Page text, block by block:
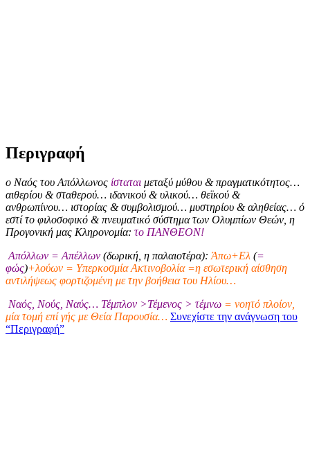
Περιγραφή
ο Ναός του Απόλλωνος ίσταται μεταξύ μύθου & πραγματικότητος…
αιθερίου & σταθερού… ιδανικού & υλικού… θεϊκού &
ανθρωπίνου… ιστορίας & συμβολισμού… μυστηρίου & αληθείας… ό
εστί το φιλοσοφικό & πνευματικό σύστημα των Ολυμπίων Θεών, η
Προγονική μας Κληρονομία: το ΠΑΝΘΕΟΝ!
Απόλλων = Απέλλων (δωρική, η παλαιοτέρα): Άπω+Ελ (=
φώς)+λούων = Υπερκοσμία Ακτινοβολία =η εσωτερική αίσθηση
αντιλήψεως φορτιζομένη με την βοήθεια του Ηλίου…
Ναός, Νούς, Ναύς… Τέμπλον >Τέμενος > τέμνω = νοητό πλοίον,
μία τομή επί γής με Θεία Παρουσία… Συνεχίστε την ανάγνωση του
“Περιγραφή”